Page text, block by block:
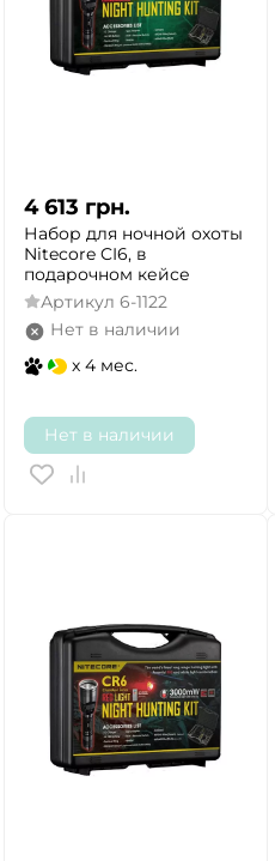
4 613 грн.
Набор для ночной охоты
Nitecore CI6, в
подарочном кейсе
Артикул 6-1122
Нет в наличии
x 4 мес.
Нет в наличии